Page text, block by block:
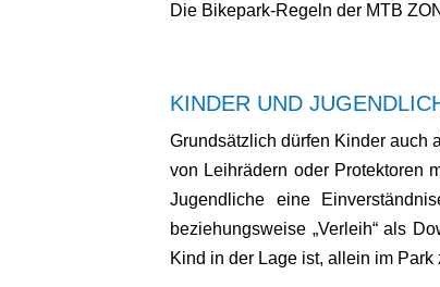
Die Bikepark-Regeln der MTB
KINDER UND
Grundsätzlich dürfen Kinder auch
von Leihrädern oder Protektoren
Jugendliche eine
beziehungsweise „Verleih“ als
Kind in der Lage ist, allein im